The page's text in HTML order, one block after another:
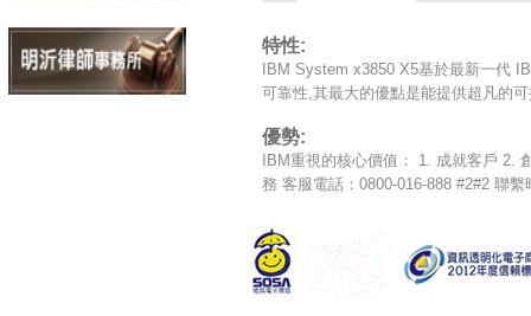
特性:
IBM System x3850 X5基於最新一代
可靠性,其最大的優點是能提供超凡的
優勢:
IBM重視的核心價值： 1. 成就客戶 2.
務 客服電話：0800-016-888 #2#2 聯